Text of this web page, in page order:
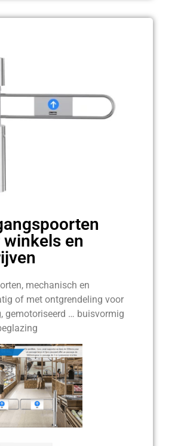
en
mechanisch en
of met ontgrendeling voor
gemotoriseerd … buisvormig